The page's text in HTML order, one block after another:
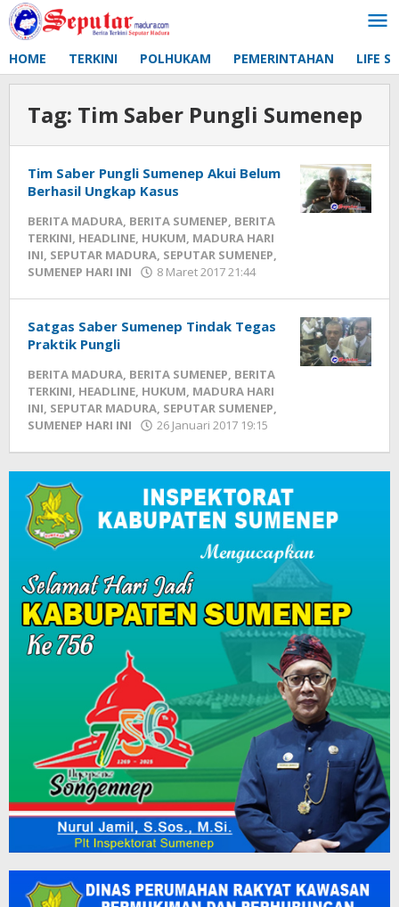
Lewati
ke
HOME TERKINI POLHUKAM PEMERINTAHAN LIFE
Tag: Tim Saber Pungli Sumenep
Tim Saber Pungli Sumenep Akui Belum
Berhasil Ungkap Kasus
BERITA MADURA, BERITA SUMENEP, BERITA
TERKINI, HEADLINE, HUKUM, MADURA HARI
INI, SEPUTAR MADURA, SEPUTAR SUMENEP,
SUMENEP HARI INI
8 Maret 2017 21:44
Satgas Saber Sumenep Tindak Tegas
Praktik Pungli
BERITA MADURA, BERITA SUMENEP, BERITA
TERKINI, HEADLINE, HUKUM, MADURA HARI
INI, SEPUTAR MADURA, SEPUTAR SUMENEP,
SUMENEP HARI INI
26 Januari 2017 19:15